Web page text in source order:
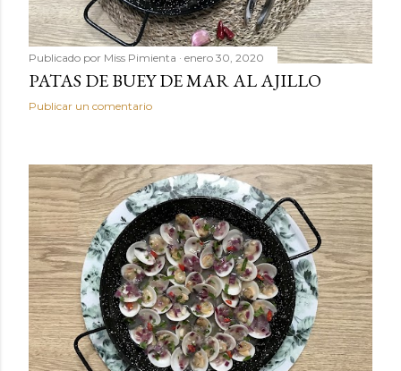
Publicado por Miss Pimienta enero 30, 2020
PATAS DE BUEY DE MAR AL AJILLO
Publicar un comentario